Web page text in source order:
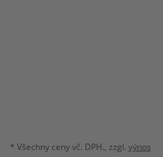
* Všechny ceny vč. DPH., zzgl. výnos